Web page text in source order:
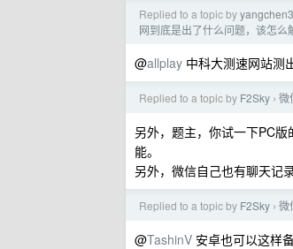
Replied to a topic by
网到底是出了什么问题，该怎么
@allplay 中科大测速网站测
Replied to a topic by F2Sky › 微
另外，题主，你试一下PC
能。
另外，微信自己也有聊天记
Replied to a topic by F2Sky › 微
@TashinV 安卓也可以这样